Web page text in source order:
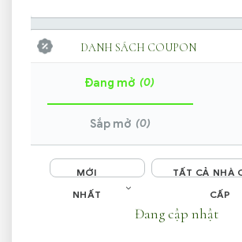
DANH SÁCH COUPON
Đang mở (0)
Sắp mở (0)
MỚI
NHẤT
TẤT CẢ NHÀ
CẤP
Đang cập nhật